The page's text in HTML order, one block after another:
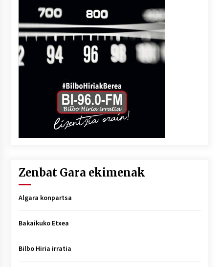
Zenbat Gara ekimenak
Algara konpartsa
Bakaikuko Etxea
Bilbo Hiria irratia